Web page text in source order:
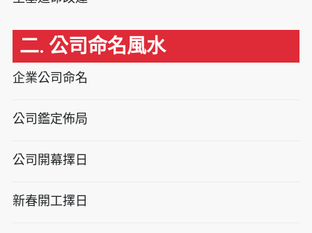
二. 公司命名風水
企業公司命名
公司鑑定佈局
公司開幕擇日
新春開工擇日